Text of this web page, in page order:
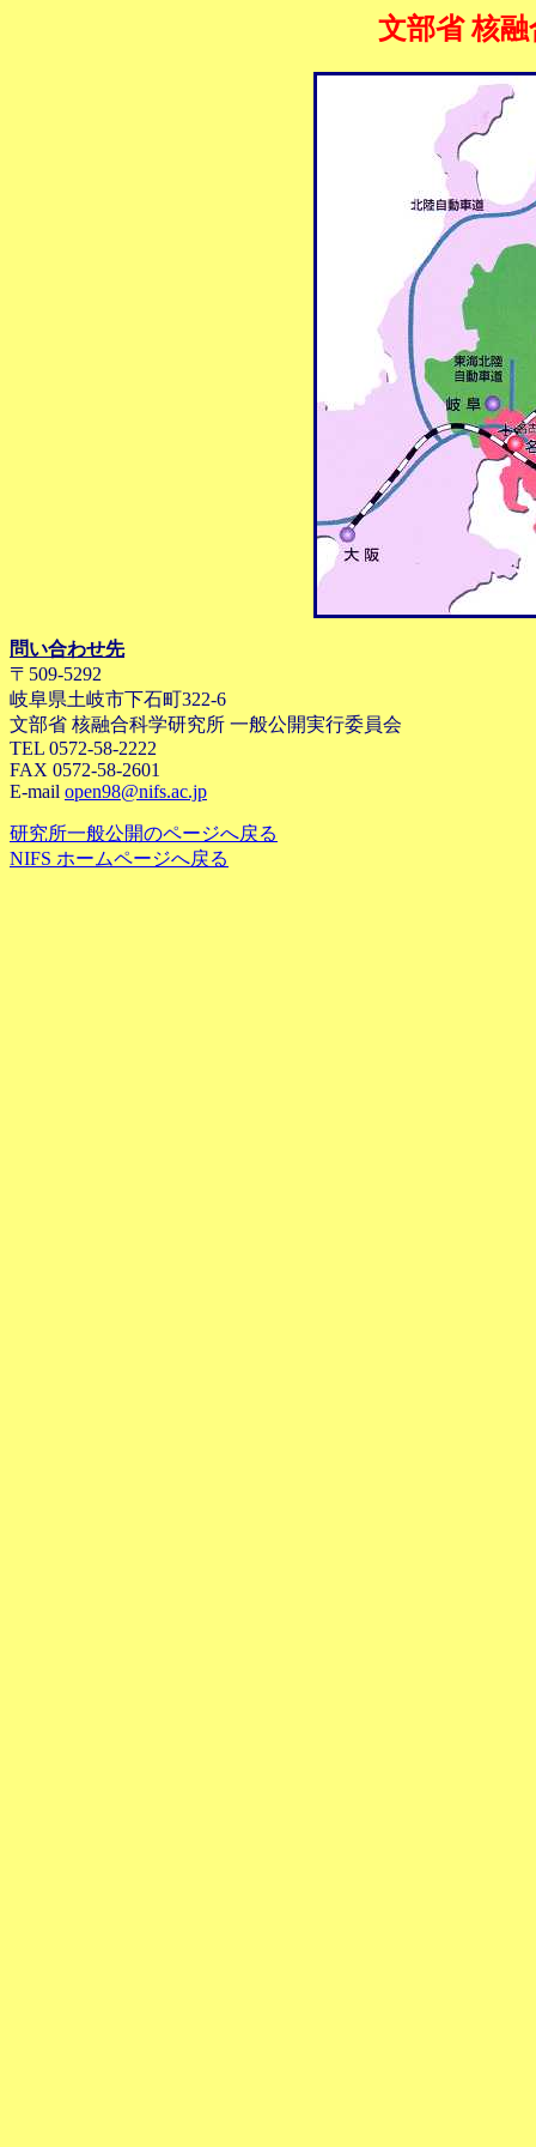
文部省 核
問い合わせ先
〒509-5292
岐阜県土岐市下石町322-6
文部省 核融合科学研究所 一般公開実行委員会
TEL 0572-58-2222
FAX 0572-58-2601
E-mail open98@nifs.ac.jp
研究所一般公開のページへ戻る
NIFS ホームページへ戻る